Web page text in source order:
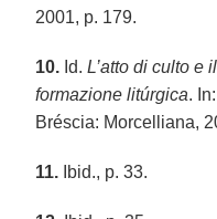
2001, p. 179.
10. Id.L’atto di culto e
formazione litúrgica.
Bréscia: Morcelliana,
11. Ibid., p. 33.